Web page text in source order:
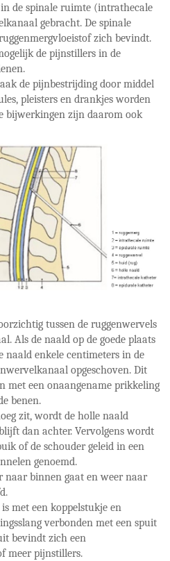
de spinale ruimte (intrathecale
gebracht. De spinale
zich bevindt.
de pijnstillers in de
de pijnbestrijding door middel
pleisters en drankjes worden
bijwerkingen zijn daarom ook
tussen de ruggenwervels
Als de naald op de goede plaats
naald enkele centimeters in de
opgeschoven. Dit
met een onaangename prikkeling
benen.
zit, wordt de holle naald
dan achter. Vervolgens wordt
of de schouder geleid in een
genoemd.
naar binnen gaat en weer naar
met een koppelstukje en
verbonden met een spuit
bevindt zich een
meer pijnstillers.